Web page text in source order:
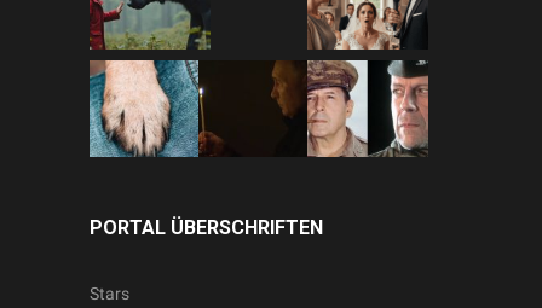
PORTAL ÜBERSCHRIFTEN
Stars